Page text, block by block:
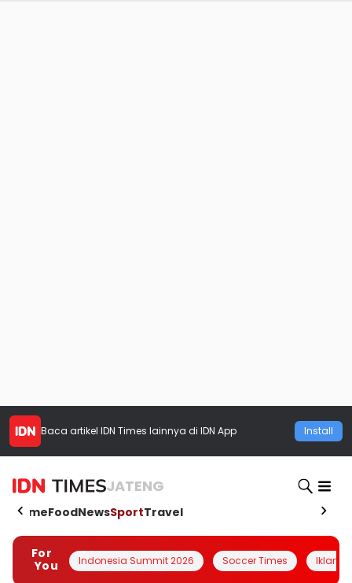
Baca artikel IDN Times lainnya di IDN App Install
JATENG
HomeFoodNewsSportTravel
For
You
Indonesia Summit 2026 Soccer Times Iklanin